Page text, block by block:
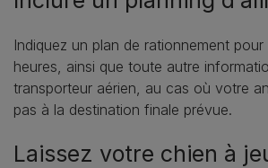
Indiquez un plan de rationnement
heures, ainsi que toute autre
transporteur aérien, au cas où votre
pas à la destination finale prévue.
Laissez votre chien à